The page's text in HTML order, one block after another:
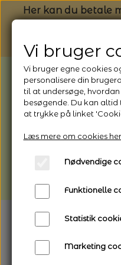
Her kan du betale
BEMÆRK:
1/8 - 9/8 - 2026
*Webshoppen er
afhentning
Vi gør
længere leveringstid
Vi bruger
Vi bruger egne cookies
personalisere din
til at undersøge,
besøgende. Du kan
at trykke på linket
Læs mere om cookies her
Nødvendige
Funktionelle
Statistik
Marketing